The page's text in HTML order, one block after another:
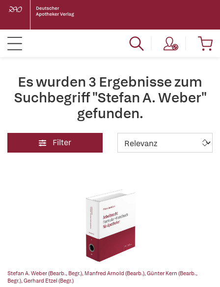
Es wurden 3 Ergebnisse zum
Suchbegriff "Stefan A. Weber"
gefunden.
Filter
Stefan A. Weber (Bearb., Begr.), Manfred Arnold (Bearb.),Günter Kern (Bearb.,
Begr.),Gerhard Etzel (Begr.)